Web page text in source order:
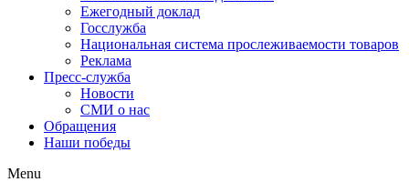
Ежегодный доклад
Госслужба
Национальная система прослеживаемости товаров
Реклама
Пресс-служба
Новости
СМИ о нас
Обращения
Наши победы
Menu